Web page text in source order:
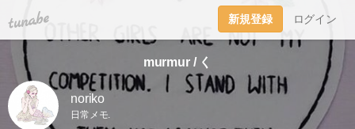
tuna.be 新規登録 ログイン
murmur / く
noriko
日常メモ.